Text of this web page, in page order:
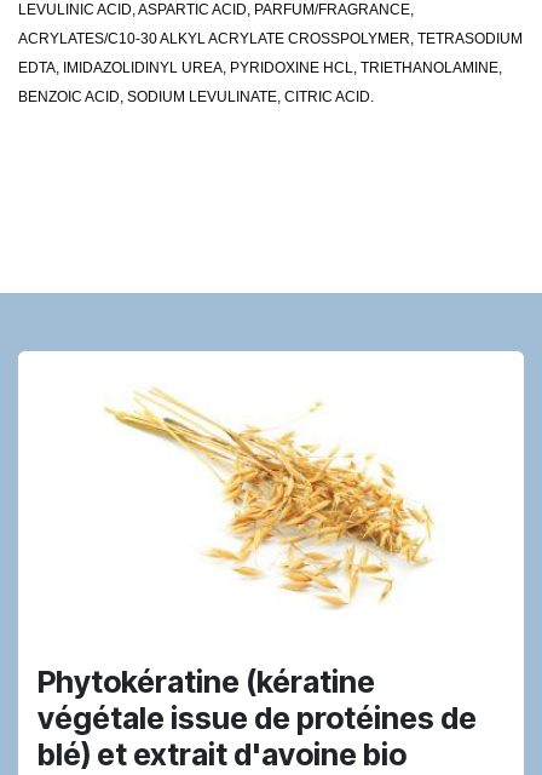
LEVULINIC ACID, ASPARTIC ACID, PARFUM/FRAGRANCE,
ACRYLATES/C10-30 ALKYL ACRYLATE CROSSPOLYMER, TETRASODIUM
EDTA, IMIDAZOLIDINYL UREA, PYRIDOXINE HCL, TRIETHANOLAMINE,
BENZOIC ACID, SODIUM LEVULINATE, CITRIC ACID.
Phytokératine (kératine
végétale issue de protéines de
blé) et extrait d'avoine bio